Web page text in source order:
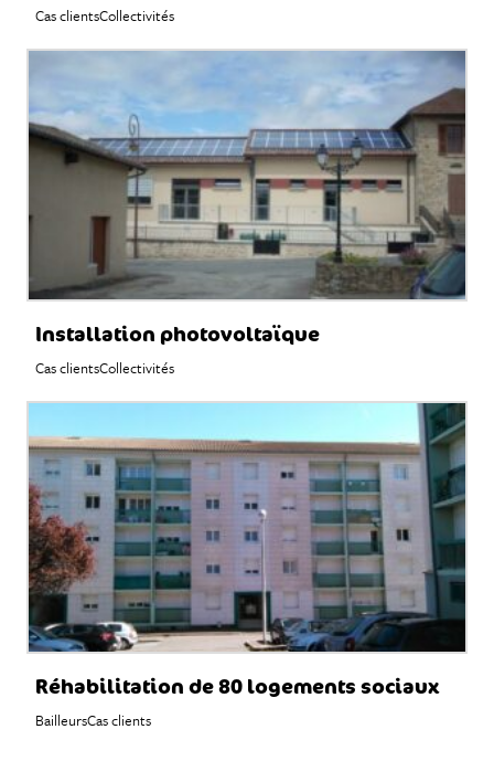
Cas clientsCollectivités
Installation photovoltaïque
Cas clientsCollectivités
Réhabilitation de 80 logements sociaux
BailleursCas clients